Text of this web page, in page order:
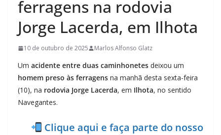
ferragens na rodovia
Jorge Lacerda, em Ilhota
10 de outubro de 2025 Marlos Alfonso Glatz
Um acidente entre duas caminhonetes deixou um
homem preso às ferragens na manhã desta sexta-feira
(10), na rodovia Jorge Lacerda, em Ilhota, no sentido
Navegantes.
Clique aqui e faça parte do nosso